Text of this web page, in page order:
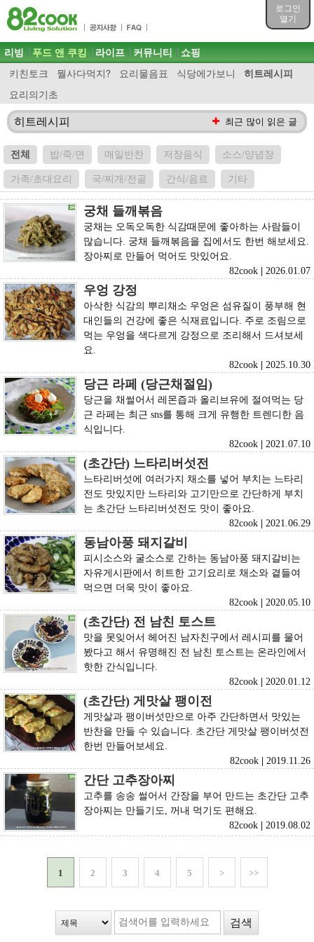
로그인
열기
목차
주메뉴 바로가기
컨텐츠 바로가기
검색 바로가기
로그인 바로가기
주메뉴
리빙 푸드 앤 쿠킹
키친토크 뭘사다먹지? 요리물음표 식당에가보니
히트레시피
요리의기초
라이프 커뮤니티 쇼핑
히트레시피 최근 많이 읽은 글
전체 밥/죽/면 매일반찬 저장음식 소스/양념장
가족/초대요리 국/찌개/전골 간식/음료 기타
궁채 들깨볶음
궁채는 오독오독한 식감때문에 좋아하는 사람들이
많습니다. 궁채 들깨볶음을 집에서도 한번 해보세요.
장아찌로 만들어 먹어도 맛있어요.
82cook
2026.01.07
우엉 강정
아삭한 식감의 뿌리채소 우엉은 섬유질이 풍부해 현
대인들의 건강에 좋은 식재료입니다. 주로 조림으로
먹는 우엉을 색다르게 강정으로 조리해서 드셔보세
요.
82cook
2025.10.30
당근 라페 (당근채절임)
당근을 채썰어서 레몬즙과 올리브유에 절여먹는 당
근 라페는 최근 sns를 통해 크게 유행한 트렌디한 음
식입니다.
82cook
2021.07.10
(초간단) 느타리버섯전
느타리버섯에 여러가지 채소를 넣어 부치는 느타리
전도 맛있지만 느타리와 고기만으로 간단하게 부치
는 초간단 느타리버섯전도 맛이 좋아요.
82cook
2021.06.29
동남아풍 돼지갈비
피시소스와 굴소스로 간하는 동남아풍 돼지갈비는
자유게시판에서 히트한 고기요리로 채소와 곁들여
먹으면 더욱 맛이 좋아요.
82cook
2020.05.10
(초간단) 전 남친 토스트
맛을 못잊어서 헤어진 남자친구에서 레시피를 물어
봤다고 해서 유명해진 전 남친 토스트는 온라인에서
핫한 간식입니다.
82cook
2020.01.12
(초간단) 게맛살 팽이전
게맛살과 팽이버섯만으로 아주 간단하면서 맛있는
반찬을 만들 수 있습니다. 초간단 게맛살 팽이버섯전
한번 만들어보세요.
82cook
2019.11.26
간단 고추장아찌
고추를 송송 썰어서 간장을 부어 만드는 초간단 고추
장아찌는 만들기도, 꺼내 먹기도 편해요.
82cook
2019.08.02
1 2 3 4 5 > >>